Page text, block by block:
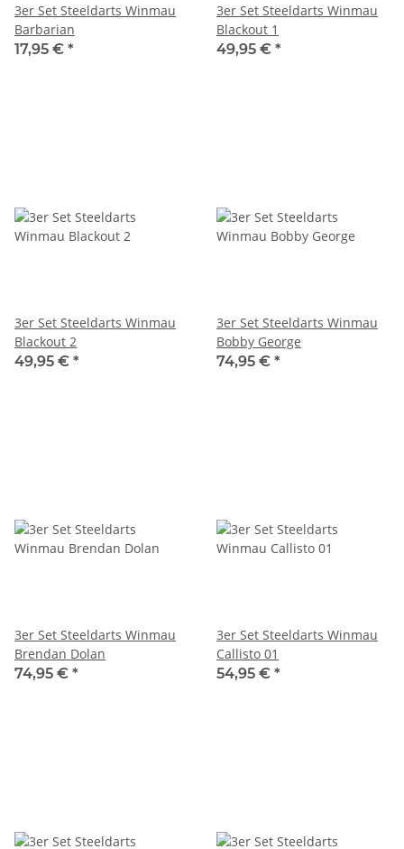
3er Set Steeldarts Winmau
Barbarian
17,95 € *
3er Set Steeldarts Winmau
Blackout 1
49,95 € *
3er Set Steeldarts Winmau
Blackout 2
49,95 € *
3er Set Steeldarts Winmau
Bobby George
74,95 € *
3er Set Steeldarts Winmau
Brendan Dolan
74,95 € *
3er Set Steeldarts Winmau
Callisto 01
54,95 € *